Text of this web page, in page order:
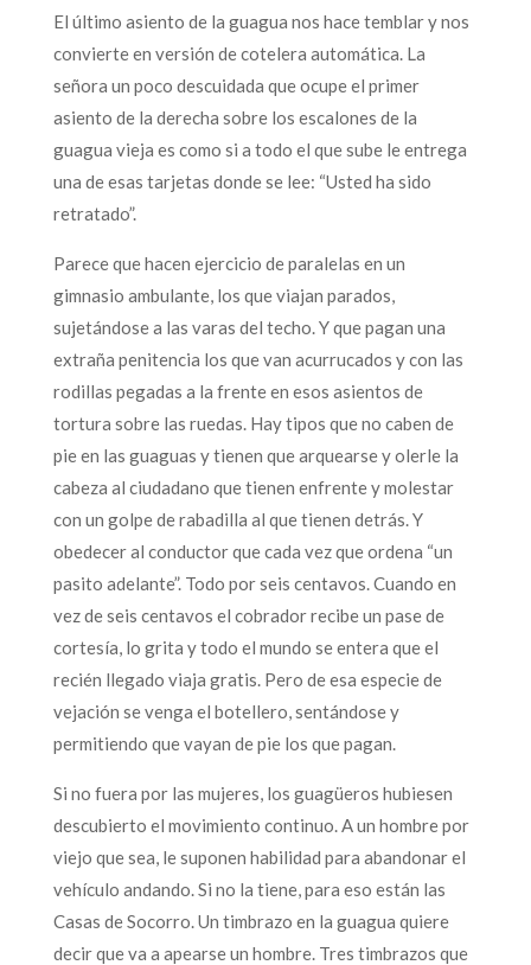
El último asiento de la guagua nos hace temblar y nos
convierte en versión de cotelera automática. La
señora un poco descuidada que ocupe el primer
asiento de la derecha sobre los escalones de la
guagua vieja es como si a todo el que sube le entrega
una de esas tarjetas donde se lee: “Usted ha sido
retratado”.
Parece que hacen ejercicio de paralelas en un
gimnasio ambulante, los que viajan parados,
sujetándose a las varas del techo. Y que pagan una
extraña penitencia los que van acurrucados y con las
rodillas pegadas a la frente en esos asientos de
tortura sobre las ruedas. Hay tipos que no caben de
pie en las guaguas y tienen que arquearse y olerle la
cabeza al ciudadano que tienen enfrente y molestar
con un golpe de rabadilla al que tienen detrás. Y
obedecer al conductor que cada vez que ordena “un
pasito adelante”. Todo por seis centavos. Cuando en
vez de seis centavos el cobrador recibe un pase de
cortesía, lo grita y todo el mundo se entera que el
recién llegado viaja gratis. Pero de esa especie de
vejación se venga el botellero, sentándose y
permitiendo que vayan de pie los que pagan.
Si no fuera por las mujeres, los guagüeros hubiesen
descubierto el movimiento continuo. A un hombre por
viejo que sea, le suponen habilidad para abandonar el
vehículo andando. Si no la tiene, para eso están las
Casas de Socorro. Un timbrazo en la guagua quiere
decir que va a apearse un hombre. Tres timbrazos que